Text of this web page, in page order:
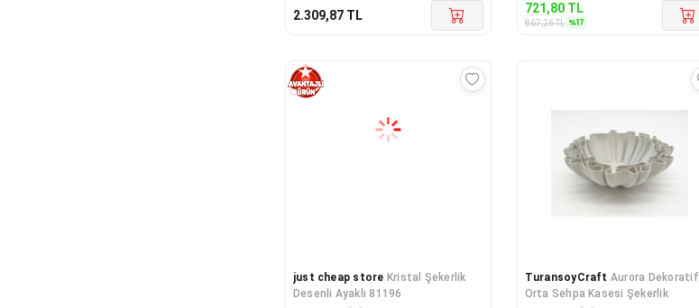
2.309,87 TL 721,80 TL
867,26TL %17
just cheap store Kristal Şekerlik
Desenli Ayaklı 81196
TuransoyCraft Aurora Dekoratif
Orta Sehpa Kasesi Şekerlik